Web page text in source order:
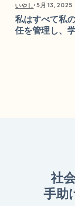
いやし• 5月 13, 2025
私はすべて私
任を管理し、
社
手助